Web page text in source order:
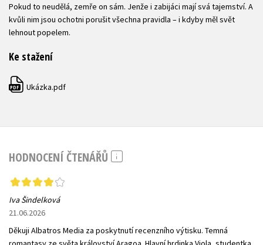
Pokud to neudělá, zemře on sám. Jenže i zabijáci mají svá tajemství. A
kvůli nim jsou ochotni porušit všechna pravidla – i kdyby měl svět
lehnout popelem.
Ke stažení
PDF Ukázka.pdf
HODNOCENÍ ČTENÁŘŮ
Iva Šindelková
21.06.2026
Děkuji Albatros Media za poskytnutí recenzního výtisku. Temná